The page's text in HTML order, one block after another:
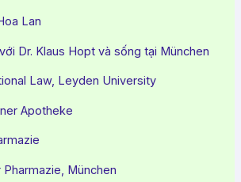
Lan
Dr. Klaus Hopt và sống tại München
Law, Leyden University
Apotheke
München